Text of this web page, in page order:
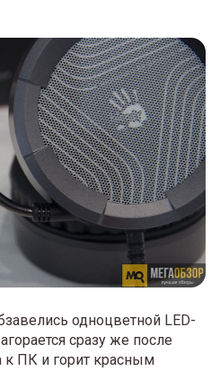
одноцветной LED-
сразу же после
к ПК и горит красным